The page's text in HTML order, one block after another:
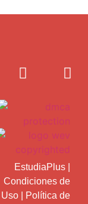
EstudiaPlus
Condiciones de
Uso
Política de